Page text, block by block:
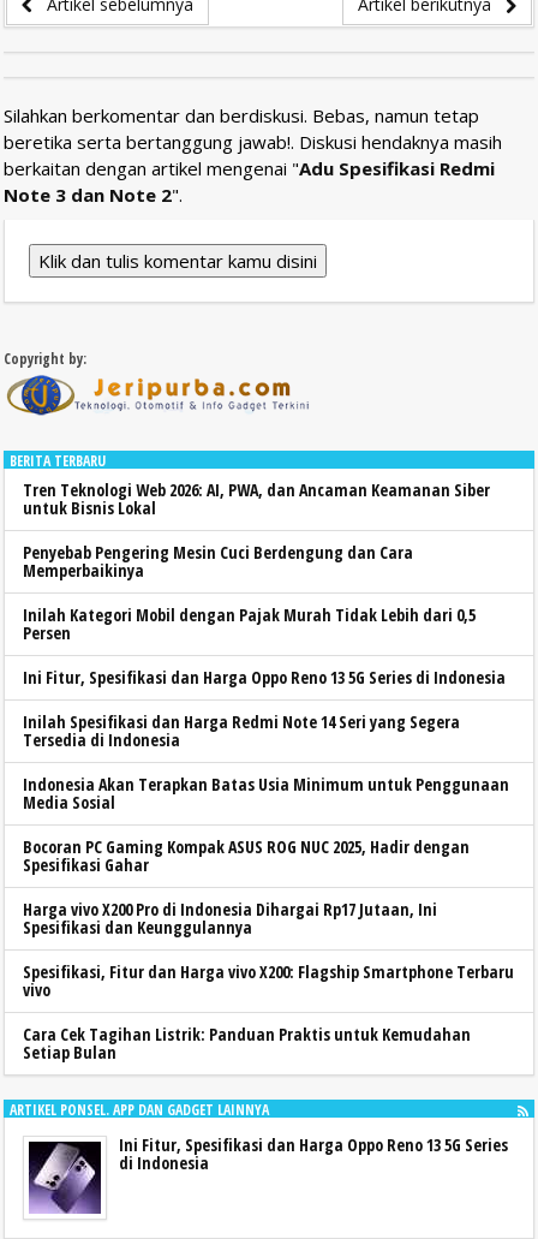
Silahkan berkomentar dan berdiskusi. Bebas, namun tetap
beretika serta bertanggung jawab!. Diskusi hendaknya masih
berkaitan dengan artikel mengenai "Adu Spesifikasi Redmi
Note 3 dan Note 2".
Klik dan tulis komentar kamu disini
Copyright by:
BERITA TERBARU
Tren Teknologi Web 2026: AI, PWA, dan Ancaman Keamanan Siber
untuk Bisnis Lokal
Penyebab Pengering Mesin Cuci Berdengung dan Cara
Memperbaikinya
Inilah Kategori Mobil dengan Pajak Murah Tidak Lebih dari 0,5
Persen
Ini Fitur, Spesifikasi dan Harga Oppo Reno 13 5G Series di Indonesia
Inilah Spesifikasi dan Harga Redmi Note 14 Seri yang Segera
Tersedia di Indonesia
Indonesia Akan Terapkan Batas Usia Minimum untuk Penggunaan
Media Sosial
Bocoran PC Gaming Kompak ASUS ROG NUC 2025, Hadir dengan
Spesifikasi Gahar
Harga vivo X200 Pro di Indonesia Dihargai Rp17 Jutaan, Ini
Spesifikasi dan Keunggulannya
Spesifikasi, Fitur dan Harga vivo X200: Flagship Smartphone Terbaru
vivo
Cara Cek Tagihan Listrik: Panduan Praktis untuk Kemudahan
Setiap Bulan
ARTIKEL PONSEL. APP DAN GADGET LAINNYA
Ini Fitur, Spesifikasi dan Harga Oppo Reno 13 5G Series
di Indonesia